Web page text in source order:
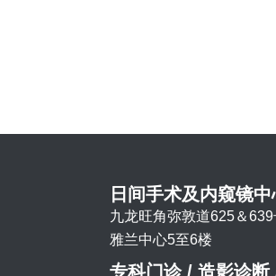
日间手术及内窥镜中
九龙旺角弥敦道625＆639
雅兰中心5至6楼
专科门诊 / 造影诊断